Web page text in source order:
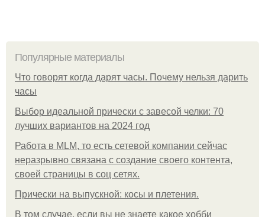
Популярные материалы
Что говорят когда дарят часы. Почему нельзя дарить
часы
Выбор идеальной прически с завесой челки: 70
лучших вариантов на 2024 год
Работа в MLM, то есть сетевой компании сейчас
неразрывно связана с создание своего контента,
своей страницы в соц сетях.
Прически на выпускной: косы и плетения.
В том случае, если вы не знаете какое хобби